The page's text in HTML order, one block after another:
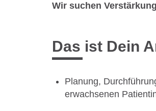
Wir suchen
Das ist Dein
Planung,
erwachsenen